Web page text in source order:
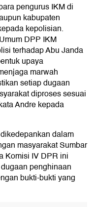
pengurus IKM di
kabupaten
kepolisian.
DPP IKM
terhadap Abu Janda
upaya
marwah
setiap dugaan
diproses sesuai
Andre kepada
dalam
masyarakat Sumbar
Komisi IV DPR ini
penghinaan
bukti-bukti yang